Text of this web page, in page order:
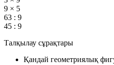
9 × 5
63 : 9
45 : 9
Талқылау сұрақтары
Қандай геометриялық